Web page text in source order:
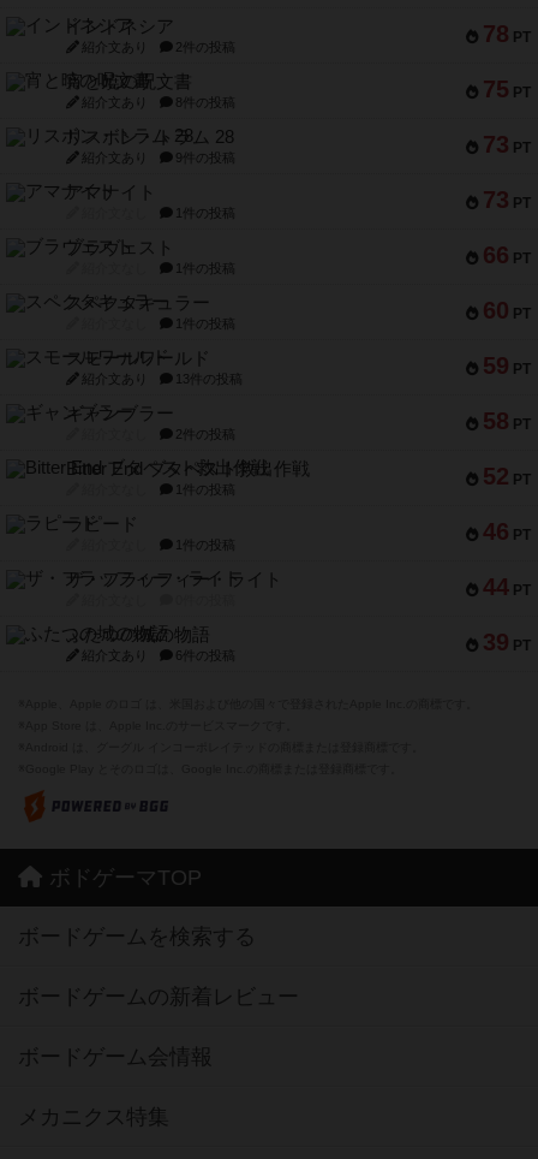
78 PT
インドネシア
紹介文あり 2件の投稿
75 PT
宵と暁の呪文書
紹介文あり 8件の投稿
73 PT
リスボン・トラム 28
紹介文あり 9件の投稿
73 PT
アマナイト
1件の投稿
66 PT
ブラヴェスト
1件の投稿
60 PT
スペクタキュラー
1件の投稿
59 PT
スモールワールド
紹介文あり 13件の投稿
58 PT
ギャンブラー
2件の投稿
52 PT
Bitter End ブタペスト救出作戦
1件の投稿
46 PT
ラピード
1件の投稿
44 PT
ザ・フラッフィー・ライト
39 PT
ふたつの城の物語
紹介文あり 6件の投稿
ボドゲーマTOP
ボードゲームを検索する
ボードゲームの新着レビュー
ボードゲーム会情報
メカニクス特集